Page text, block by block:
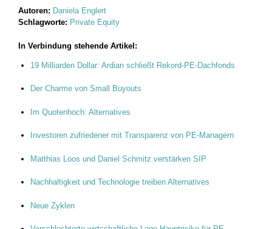
Autoren: Daniela Englert
Schlagworte: Private Equity
In Verbindung stehende Artikel:
19 Milliarden Dollar: Ardian schließt Rekord-PE-Dachfonds
Der Charme von Small Buyouts
Im Quotenhoch: Alternatives
Investoren zufriedener mit Transparenz von PE-Managern
Matthias Loos und Daniel Schmitz verstärken SIP
Nachhaltigkeit und Technologie treiben Alternatives
Neue Zyklen